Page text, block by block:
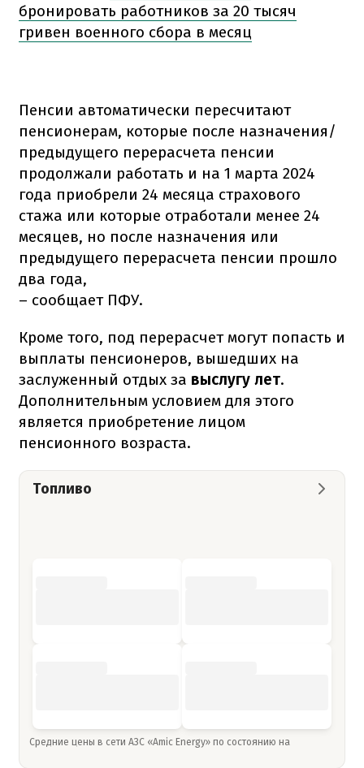
бронировать работников за 20 тысяч
гривен военного сбора в месяц
Пенсии автоматически пересчитают
пенсионерам, которые после назначения/
предыдущего перерасчета пенсии
продолжали работать и на 1 марта 2024
года приобрели 24 месяца страхового
стажа или которые отработали менее 24
месяцев, но после назначения или
предыдущего перерасчета пенсии прошло
два года,
– сообщает ПФУ.
Кроме того, под перерасчет могут попасть и
выплаты пенсионеров, вышедших на
заслуженный отдых за выслугу лет.
Дополнительным условием для этого
является приобретение лицом
пенсионного возраста.
Топливо
Средние цены в сети АЗС «Amic Energy» по состоянию на